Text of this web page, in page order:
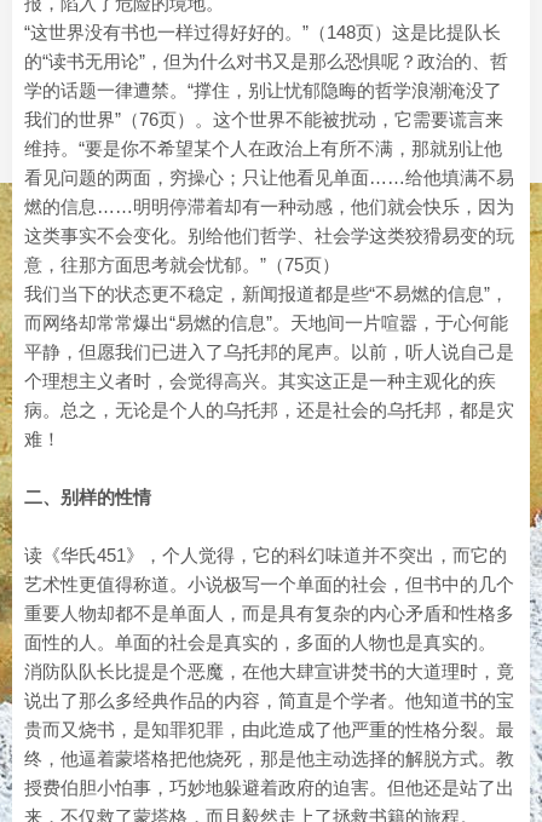
“这世界没有书也一样过得好好的。”（148页）这是比提队长
的“读书无用论”，但为什么对书又是那么恐惧呢？政治的、哲
学的话题一律遭禁。“撑住，别让忧郁隐晦的哲学浪潮淹没了
我们的世界”（76页）。这个世界不能被扰动，它需要谎言来
维持。“要是你不希望某个人在政治上有所不满，那就别让他
看见问题的两面，穷操心；只让他看见单面……给他填满不易
燃的信息……明明停滞着却有一种动感，他们就会快乐，因为
这类事实不会变化。别给他们哲学、社会学这类狡猾易变的玩
意，往那方面思考就会忧郁。”（75页）
我们当下的状态更不稳定，新闻报道都是些“不易燃的信息”，
而网络却常常爆出“易燃的信息”。天地间一片喧嚣，于心何能
平静，但愿我们已进入了乌托邦的尾声。以前，听人说自己是
个理想主义者时，会觉得高兴。其实这正是一种主观化的疾
病。总之，无论是个人的乌托邦，还是社会的乌托邦，都是灾
难！
二、别样的性情
读《华氏451》，个人觉得，它的科幻味道并不突出，而它的
艺术性更值得称道。小说极写一个单面的社会，但书中的几个
重要人物却都不是单面人，而是具有复杂的内心矛盾和性格多
面性的人。单面的社会是真实的，多面的人物也是真实的。
消防队队长比提是个恶魔，在他大肆宣讲焚书的大道理时，竟
说出了那么多经典作品的内容，简直是个学者。他知道书的宝
贵而又烧书，是知罪犯罪，由此造成了他严重的性格分裂。最
终，他逼着蒙塔格把他烧死，那是他主动选择的解脱方式。教
授费伯胆小怕事，巧妙地躲避着政府的迫害。但他还是站了出
来，不仅救了蒙塔格，而且毅然走上了拯救书籍的旅程。